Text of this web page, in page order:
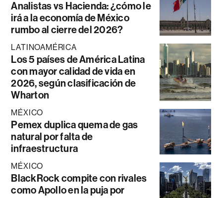
Analistas vs Hacienda: ¿cómo le
irá a la economía de México
rumbo al cierre del 2026?
LATINOAMÉRICA
Los 5 países de América Latina
con mayor calidad de vida en
2026, según clasificación de
Wharton
MÉXICO
Pemex duplica quema de gas
natural por falta de
infraestructura
MÉXICO
BlackRock compite con rivales
como Apollo en la puja por